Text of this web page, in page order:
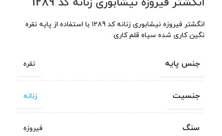
انگشتر فیروزه نیشابوری زنانه کد ۱۲۸9 با استفاده از پایه نقره
نگین کاری شده سیاه قلم کاری
جنس پایه نقره
جنسیت زنانه
سنگ فیروزه